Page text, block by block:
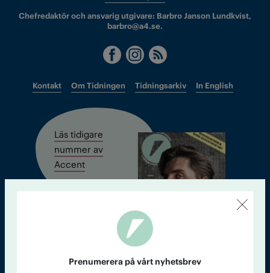
Chefredaktör och ansvarig utgivare: Barbro Janson Lundkvist,
barbro@a4.se.
Kontakt Om Tidningen Tidningsarkiv In English
Läs tidigare
nummer av
Accent
Prenumerera på vårt nyhetsbrev